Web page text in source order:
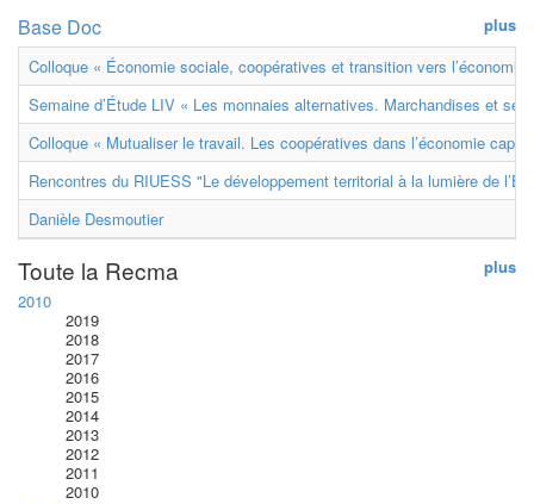
plus
Base Doc
Colloque « Économie sociale, coopératives et transition vers
Semaine d’Étude LIV « Les monnaies alternatives. Marchandises et
Colloque « Mutualiser le travail. Les coopératives dans l’économie
Rencontres du RIUESS "Le développement territorial à la lumière de
Danièle Desmoutier
plus
Toute la Recma
2010
2019
2018
2017
2016
2015
2014
2013
2012
2011
2010